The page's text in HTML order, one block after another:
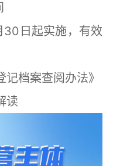
日起实施，有效
档案查阅办法》
读